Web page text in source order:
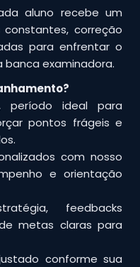
aluno recebe um
correção
para enfrentar o
examinadora.
ideal para
pontos frágeis e
com nosso
e orientação
feedbacks
metas claras para
conforme sua